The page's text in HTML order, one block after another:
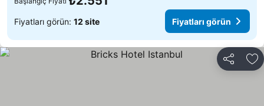
Fiyatları görün: 12 site Fiyatları görün
Paylaş